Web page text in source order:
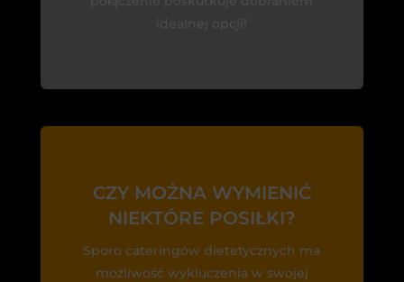
CZY MOŻNA WYMIENIĆ
NIEKTÓRE POSIŁKI?
Sporo cateringów dietetycznych ma
możliwość wykluczenia w swojej